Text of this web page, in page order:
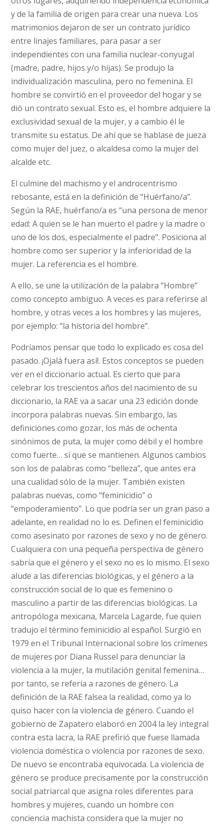
y de la familia de origen para crear una nueva. Los
matrimonios dejaron de ser un contrato jurídico
entre linajes familiares, para pasar a ser
independientes con una familia nuclear-conyugal
(madre, padre, hijos y/o hijas). Se produjo la
individualización masculina, pero no femenina. El
hombre se convirtió en el proveedor del hogar y se
dió un contrato sexual. Esto es, el hombre adquiere la
exclusividad sexual de la mujer, y a cambio él le
transmite su estatus. De ahí que se hablase de jueza
como mujer del juez, o alcaldesa como la mujer del
alcalde etc.
El culmine del machismo y el androcentrismo
rebosante, está en la definición de “Huérfano/a”.
Según la RAE, huérfano/a es “una persona de menor
edad: A quien se le han muerto el padre y la madre o
uno de los dos, especialmente el padre”. Posiciona al
hombre como ser superior y la inferioridad de la
mujer. La referencia es el hombre.
A ello, se une la utilización de la palabra “Hombre”
como concepto ambiguo. A veces es para referirse al
hombre, y otras veces a los hombres y las mujeres,
por ejemplo: “la historia del hombre”.
Podríamos pensar que todo lo explicado es cosa del
pasado. ¡Ojalá fuera así!. Estos conceptos se pueden
ver en el diccionario actual. Es cierto que para
celebrar los trescientos años del nacimiento de su
diccionario, la RAE va a sacar una 23 edición donde
incorpora palabras nuevas. Sin embargo, las
definiciones como gozar, los más de ochenta
sinónimos de puta, la mujer como débil y el hombre
como fuerte… sí que se mantienen. Algunos cambios
son los de palabras como “belleza”, que antes era
una cualidad sólo de la mujer. También existen
palabras nuevas, como “feminicidio” o
“empoderamiento”. Lo que podría ser un gran paso a
adelante, en realidad no lo es. Definen el feminicidio
como asesinato por razones de sexo y no de género.
Cualquiera con una pequeña perspectiva de género
sabría que el género y el sexo no es lo mismo. El sexo
alude a las diferencias biológicas, y el género a la
construcción social de lo que es femenino o
masculino a partir de las diferencias biológicas. La
antropóloga mexicana, Marcela Lagarde, fue quien
tradujo el término feminicidio al español. Surgió en
1979 en el Tribunal Internacional sobre los crímenes
de mujeres por Diana Russel para denunciar la
violencia a la mujer, la mutilación genital femenina…
por tanto, se refería a razones de género. La
definición de la RAE falsea la realidad, como ya lo
quiso hacer con la violencia de género. Cuando el
gobierno de Zapatero elaboró en 2004 la ley integral
contra esta lacra, la RAE prefirió que fuese llamada
violencia doméstica o violencia por razones de sexo.
De nuevo se encontraba equivocada. La violencia de
género se produce precisamente por la construcción
social patriarcal que asigna roles diferentes para
hombres y mujeres, cuando un hombre con
conciencia machista considera que la mujer no